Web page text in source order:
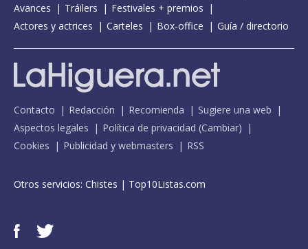
Avances
Tráilers
Festivales + premios
Actores y actrices
Carteles Box-office Guía / directorio
Contacto Redacción Recomienda
Sugiere una web
Aspectos legales
Política de privacidad (Cambiar)
Cookies
Publicidad y webmasters RSS
Otros servicios: Chistes | Top10Listas.com